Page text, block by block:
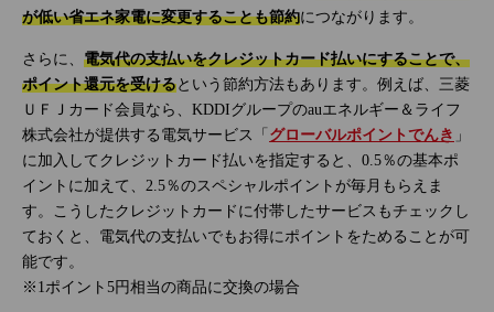
が低い省エネ家電に変更することも節約につながります。
さらに、 電気代の支払いをクレジットカード払いにすることで、
ポイント還元を受けるという節約方法もあります。例えば、三菱
ＵＦＪカード会員なら、KDDIグループのauエネルギー＆ライフ
株式会社が提供する電気サービス「 グローバルポイントでんき 」
に加入してクレジットカード払いを指定すると、0.5％の基本ポ
イントに加えて、2.5％のスペシャルポイントが毎月もらえま
す。こうしたクレジットカードに付帯したサービスもチェックし
ておくと、電気代の支払いでもお得にポイントをためることが可
能です。
※1ポイント5円相当の商品に交換の場合